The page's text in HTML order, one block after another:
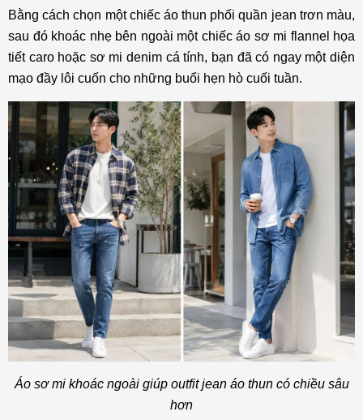
Bằng cách chọn một chiếc áo thun phối quần jean trơn màu,
sau đó khoác nhẹ bên ngoài một chiếc áo sơ mi flannel họa
tiết caro hoặc sơ mi denim cá tính, bạn đã có ngay một diện
mạo đầy lôi cuốn cho những buổi hẹn hò cuối tuần.
Áo sơ mi khoác ngoài giúp outfit jean áo thun có chiều sâu
hơn